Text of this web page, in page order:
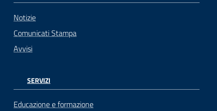
Notizie
Comunicati Stampa
Avvisi
SERVIZI
Educazione e formazione